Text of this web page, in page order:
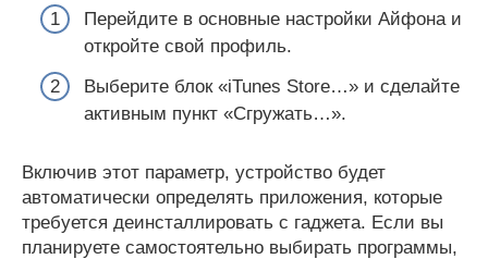
Перейдите в основные настройки Айфона и
откройте свой профиль.
Выберите блок «iTunes Store…» и сделайте
активным пункт «Сгружать…».
Включив этот параметр, устройство будет
автоматически определять приложения, которые
требуется деинсталлировать с гаджета. Если вы
планируете самостоятельно выбирать программы,